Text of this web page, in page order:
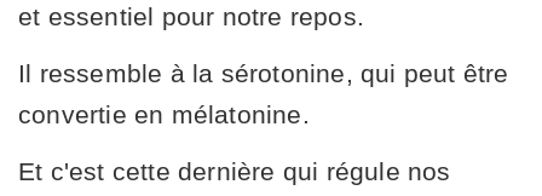
et essentiel pour notre repos.
Il ressemble à la sérotonine, qui peut être
convertie en mélatonine.
Et c'est cette dernière qui régule nos